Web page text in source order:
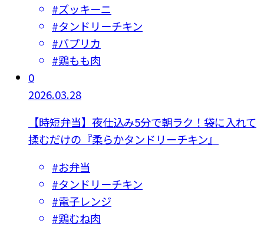
#ズッキーニ
#タンドリーチキン
#パプリカ
#鶏もも肉
0
2026.03.28
【時短弁当】夜仕込み5分で朝ラク！袋に入れて
揉むだけの『柔らかタンドリーチキン』
#お弁当
#タンドリーチキン
#電子レンジ
#鶏むね肉